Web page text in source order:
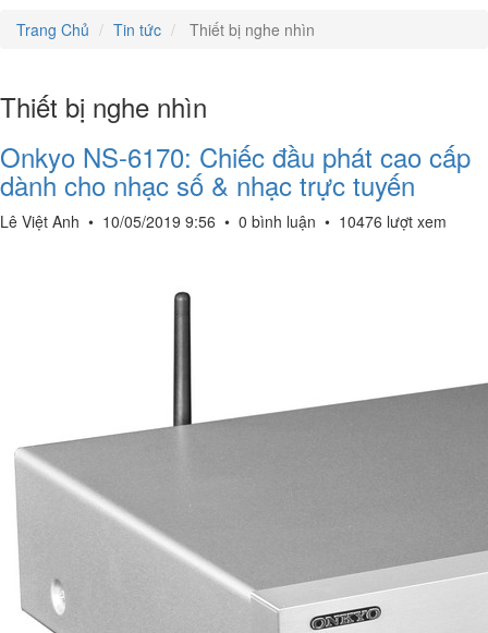
Trang Chủ
Tin tức Thiết bị nghe nhìn
Thiết bị nghe nhìn
Onkyo NS-6170: Chiếc đầu phát cao cấp
dành cho nhạc số & nhạc trực tuyến
Lê Việt Anh • 10/05/2019 9:56 • 0 bình luận • 10476 lượt xem